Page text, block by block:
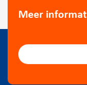
Meer